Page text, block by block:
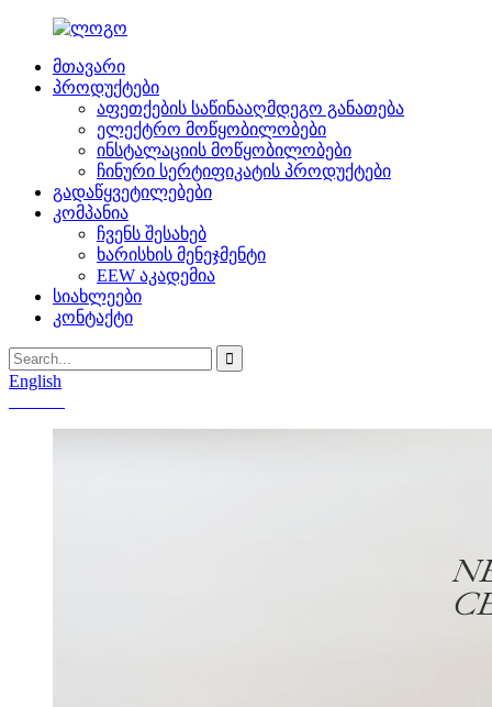
მთავარი
პროდუქტები
აფეთქების საწინააღმდეგო განათება
ელექტრო მოწყობილობები
ინსტალაციის მოწყობილობები
ჩინური სერტიფიკატის პროდუქტები
გადაწყვეტილებები
კომპანია
ჩვენს შესახებ
ხარისხის მენეჯმენტი
EEW აკადემია
სიახლეები
კონტაქტი
English